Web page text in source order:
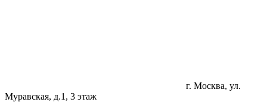
г. Москва, ул.
Муравская, д.1, 3 этаж